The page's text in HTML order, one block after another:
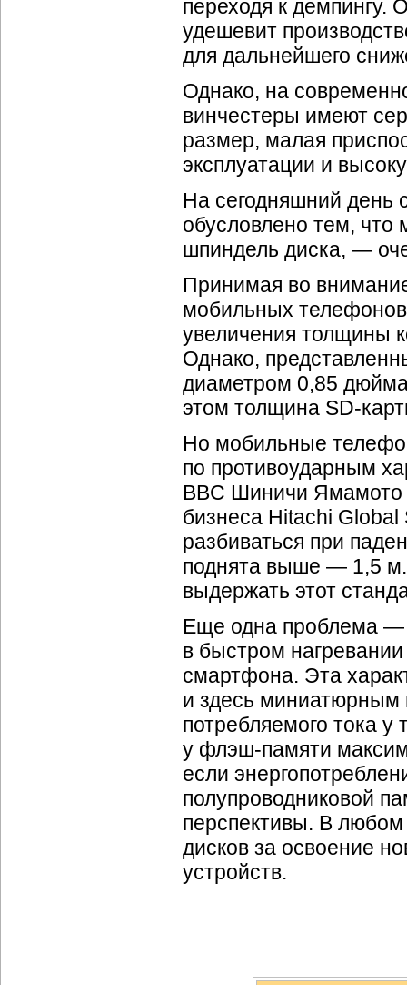
переходя к демпингу.
удешевит
для дальнейшего
Однако, на
винчестеры имеют
размер, малая
эксплуатации и
На сегодняшний день
обусловлено тем,
шпиндель диска, —
Принимая во
мобильных телефонов
увеличения толщины
Однако,
диаметром 0,85
этом толщина SD-
Но мобильные
по противоударным
BBC Шиничи Ямамото
бизнеса Hitachi
разбиваться при
поднята выше — 1,5 м.
выдержать этот
Еще одна проблема —
в быстром
смартфона. Эта
и здесь миниатюрным
потребляемого тока
у флэш-памяти
если
полупроводниковой
перспективы. В любом
дисков за освоение
устройств.